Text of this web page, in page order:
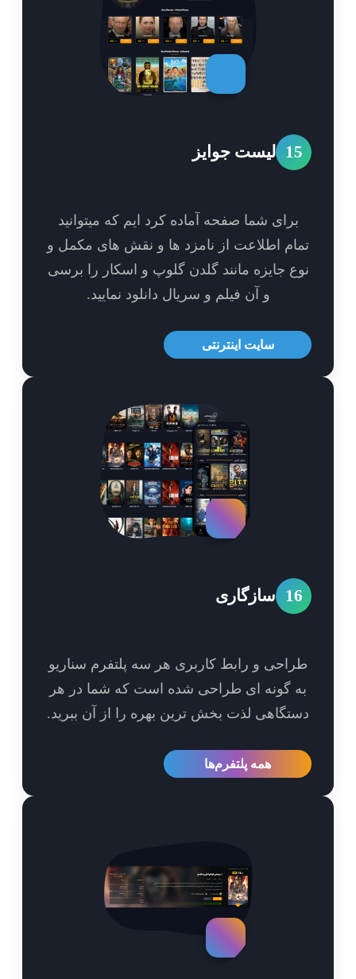
لیست جوایز
برای شما صفحه آماده کرد ایم که میتوانید
اطلاعت از نامزد ها و نقش های مکمل و
جایزه مانند گلدن گلوپ و اسکار را برسی
و آن فیلم و سریال دانلود نمایید.
سایت اینترنتی
سازگاری
و رابط کاربری هر سه پلتفرم سناریو
گونه ای طراحی شده است که شما در هر
لذت بخش ترین بهره را از آن ببرید.
همه پلتفرم‌ها